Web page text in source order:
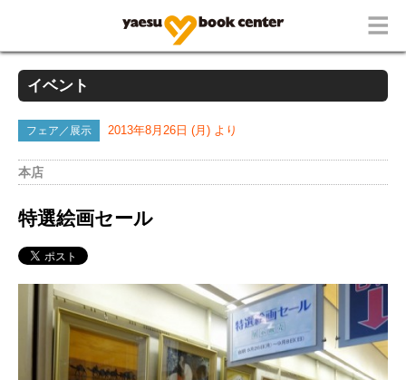
イベント
フェア／展示 2013年8月26日 (月) より
本店
特選絵画セール